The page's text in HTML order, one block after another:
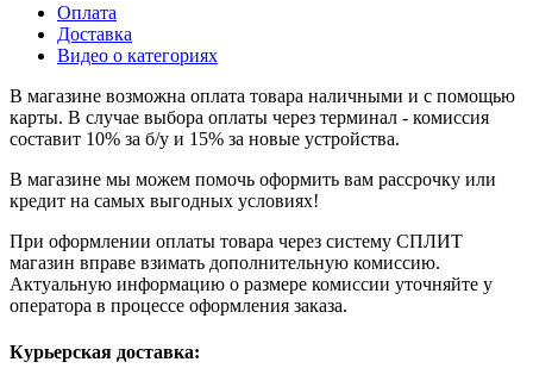
Оплата
Доставка
Видео о категориях
В магазине возможна оплата товара наличными и с помощью
карты. В случае выбора оплаты через терминал - комиссия
составит 10% за б/у и 15% за новые устройства.
В магазине мы можем помочь оформить вам рассрочку или
кредит на самых выгодных условиях!
При оформлении оплаты товара через систему СПЛИТ
магазин вправе взимать дополнительную комиссию.
Актуальную информацию о размере комиссии уточняйте у
оператора в процессе оформления заказа.
Курьерская доставка: